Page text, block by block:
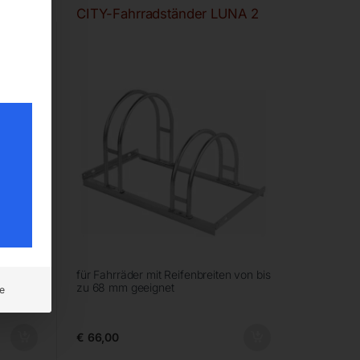
CITY-Fahrradständer LUNA 2
für Fahrräder mit Reifenbreiten von bis
zu 68 mm geeignet
€ 66,00